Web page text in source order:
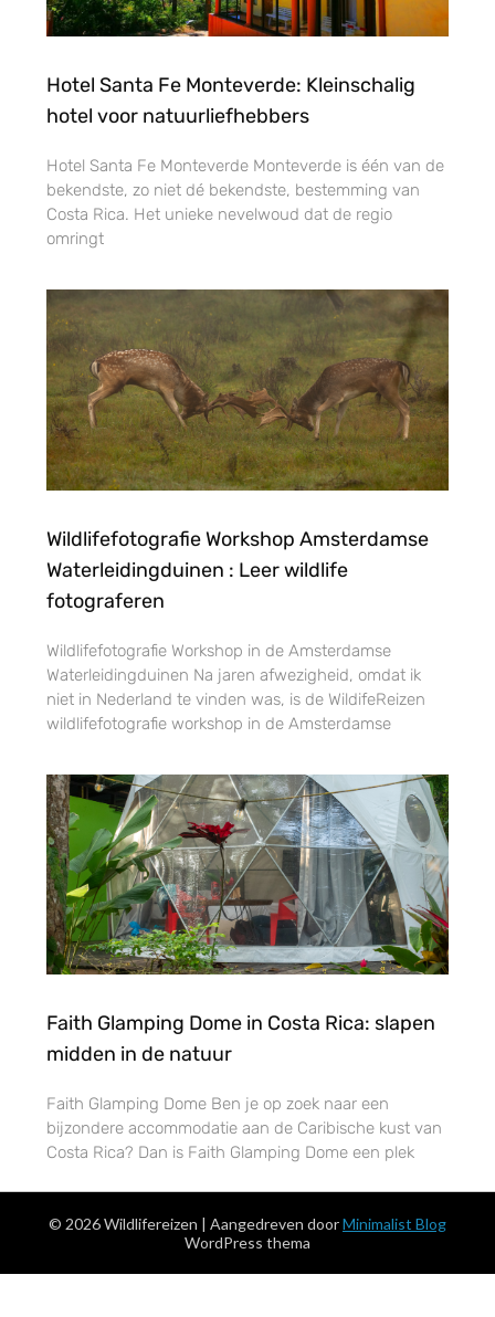
Hotel Santa Fe Monteverde: Kleinschalig
hotel voor natuurliefhebbers
Hotel Santa Fe Monteverde Monteverde is één van de
bekendste, zo niet dé bekendste, bestemming van
Costa Rica. Het unieke nevelwoud dat de regio
omringt
Wildlifefotografie Workshop Amsterdamse
Waterleidingduinen : Leer wildlife
fotograferen
Wildlifefotografie Workshop in de Amsterdamse
Waterleidingduinen Na jaren afwezigheid, omdat ik
niet in Nederland te vinden was, is de WildifeReizen
wildlifefotografie workshop in de Amsterdamse
Faith Glamping Dome in Costa Rica: slapen
midden in de natuur
Faith Glamping Dome Ben je op zoek naar een
bijzondere accommodatie aan de Caribische kust van
Costa Rica? Dan is Faith Glamping Dome een plek
© 2026 Wildlifereizen | Aangedreven doorMinimalist Blog
WordPress thema